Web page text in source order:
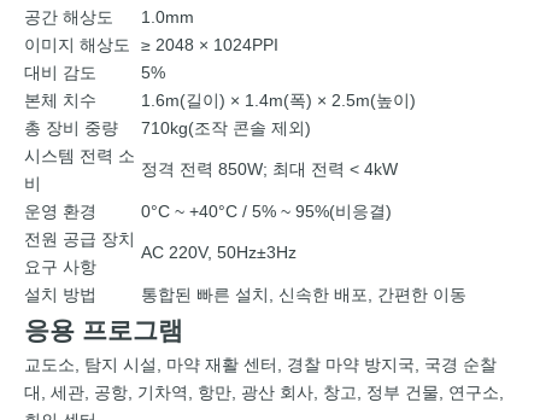
공간 해상도
1.0mm
이미지 해상도
≥ 2048 × 1024PPI
대비 감도
5%
본체 치수
1.6m(길이) × 1.4m(폭) × 2.5m(높이)
총 장비 중량
710kg(조작 콘솔 제외)
시스템 전력 소
비
정격 전력 850W; 최대 전력 < 4kW
운영 환경
0°C ~ +40°C / 5% ~ 95%(비응결)
전원 공급 장치
요구 사항
AC 220V, 50Hz±3Hz
설치 방법 통합된 빠른 설치, 신속한 배포, 간편한 이동
응용 프로그램
교도소, 탐지 시설, 마약 재활 센터, 경찰 마약 방지국, 국경 순찰
대, 세관, 공항, 기차역, 항만, 광산 회사, 창고, 정부 건물, 연구소,